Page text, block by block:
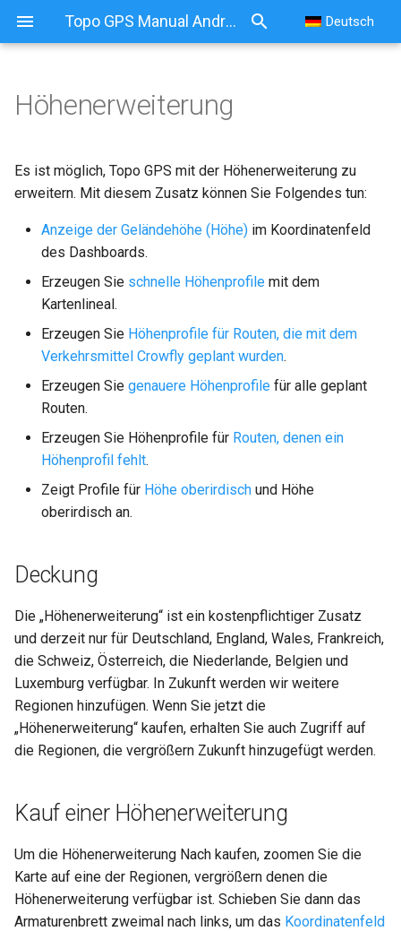
Topo GPS Manual Android Deutsch
Deckung
Höhenerweiterung
Geländehöhe anzeigen
Höhenprofile für Routen, die
mit Luftlinie geplant wurden
Genauere Höhenprofile für
geplant Routen
Erzeugen Sie Höhenprofile
für Routen, denen ein
Erzeugen Sie
aufgezeichnet Routen
Höhe oberirdisch
Technische Details der
Höhenerweiterung
Genauigkeit
Datenschutz
Höhenerweiterung
Es ist möglich, Topo GPS mit der Höhenerweiterung zu
erweitern. Mit diesem Zusatz können Sie Folgendes tun:
Anzeige der Geländehöhe (Höhe) im Koordinatenfeld
des Dashboards.
Erzeugen Sie schnelle Höhenprofile mit dem
Kartenlineal.
Erzeugen Sie Höhenprofile für Routen, die mit dem
Verkehrsmittel Crowfly geplant wurden.
Erzeugen Sie genauere Höhenprofile für alle geplant
Routen.
Erzeugen Sie Höhenprofile für Routen, denen ein
Höhenprofil fehlt.
Zeigt Profile für Höhe oberirdisch und Höhe
oberirdisch an.
Deckung
Die „Höhenerweiterung“ ist ein kostenpflichtiger Zusatz
und derzeit nur für Deutschland, England, Wales, Frankreich,
die Schweiz, Österreich, die Niederlande, Belgien und
Luxemburg verfügbar. In Zukunft werden wir weitere
Regionen hinzufügen. Wenn Sie jetzt die
„Höhenerweiterung“ kaufen, erhalten Sie auch Zugriff auf
die Regionen, die vergrößern Zukunft hinzugefügt werden.
Kauf einer Höhenerweiterung
Um die Höhenerweiterung Nach kaufen, zoomen Sie die
Karte auf eine der Regionen, vergrößern denen die
Höhenerweiterung verfügbar ist. Schieben Sie dann das
Armaturenbrett zweimal nach links, um das Koordinatenfeld